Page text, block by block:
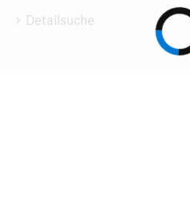
Detailsuche